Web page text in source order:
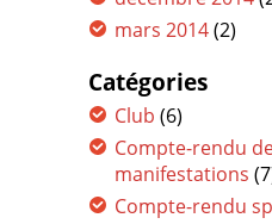
mars 2014(2)
Catégories
Club (6)
Compte-rendu
manifestations
Compte-rendu